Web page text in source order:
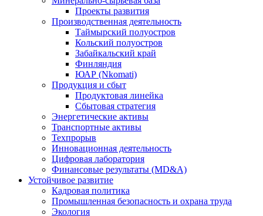
Проекты развития
Производственная деятельность
Таймырский полуостров
Кольский полуостров
Забайкальский край
Финляндия
ЮАР (Nkomati)
Продукция и сбыт
Продуктовая линейка
Сбытовая стратегия
Энергетические активы
Транспортные активы
Техпрорыв
Инновационная деятельность
Цифровая лаборатория
Финансовые результаты (MD&A)
Устойчивое развитие
Кадровая политика
Промышленная безопасность и охрана труда
Экология